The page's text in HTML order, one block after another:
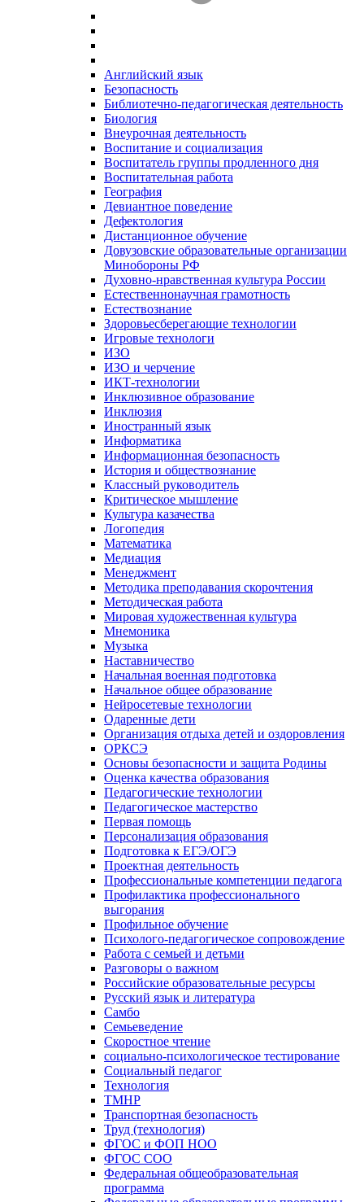
Английский язык
Безопасность
Библиотечно-педагогическая деятельность
Биология
Внеурочная деятельность
Воспитание и социализация
Воспитатель группы продленного дня
Воспитательная работа
География
Девиантное поведение
Дефектология
Дистанционное обучение
Довузовские образовательные организации
Минобороны РФ
Духовно‑нравственная культура России
Естественнонаучная грамотность
Естествознание
Здоровьесберегающие технологии
Игровые технологи
ИЗО
ИЗО и черчение
ИКТ-технологии
Инклюзивное образование
Инклюзия
Иностранный язык
Информатика
Информационная безопасность
История и обществознание
Классный руководитель
Критическое мышление
Культура казачества
Логопедия
Математика
Медиация
Менеджмент
Методика преподавания скорочтения
Методическая работа
Мировая художественная культура
Мнемоника
Музыка
Наставничество
Начальная военная подготовка
Начальное общее образование
Нейросетевые технологии
Одаренные дети
Организация отдыха детей и оздоровления
ОРКСЭ
Основы безопасности и защита Родины
Оценка качества образования
Педагогические технологии
Педагогическое мастерство
Первая помощь
Персонализация образования
Подготовка к ЕГЭ/ОГЭ
Проектная деятельность
Профессиональные компетенции педагога
Профилактика профессионального
выгорания
Профильное обучение
Психолого-педагогическое сопровождение
Работа с семьей и детьми
Разговоры о важном
Российские образовательные ресурсы
Русский язык и литература
Самбо
Семьеведение
Скоростное чтение
социально-психологическое тестирование
Социальный педагог
Технология
ТМНР
Транспортная безопасность
Труд (технология)
ФГОС и ФОП НОО
ФГОС СОО
Федеральная общеобразовательная
программа